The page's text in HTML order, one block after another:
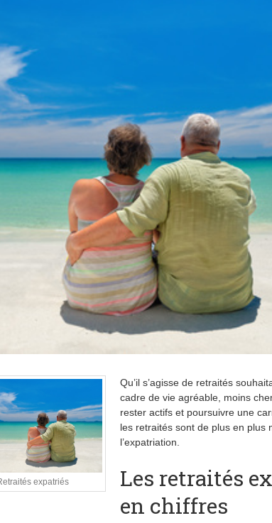
expatriés
Qu’il s’agisse de retraités
cadre de vie agréable, moins
rester actifs et poursuivre une
les retraités sont de plus en plus
l’expatriation.
Les retraités
en chiffres